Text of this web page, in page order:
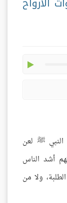
النبي ﷺ لعن
أشد الناس
ولا من